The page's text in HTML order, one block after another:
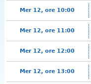
Mer 12, ore 10:00
Mer 12, ore 11:00
Mer 12, ore 12:00
Mer 12, ore 13:00